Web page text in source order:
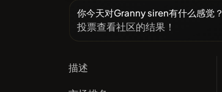
你今天对Granny siren有什么感觉？
投票查看社区的结果！
描述